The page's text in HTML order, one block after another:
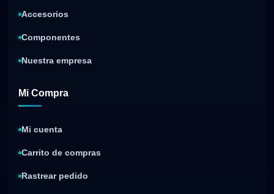
Accesorios
Componentes
Nuestra empresa
Mi Compra
Mi cuenta
Carrito de compras
Rastrear pedido